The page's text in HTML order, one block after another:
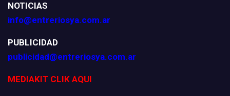
NOTICIAS
info@entreriosya.com.ar
PUBLICIDAD
publicidad@entreriosya.com.ar
MEDIAKIT CLIK AQUI